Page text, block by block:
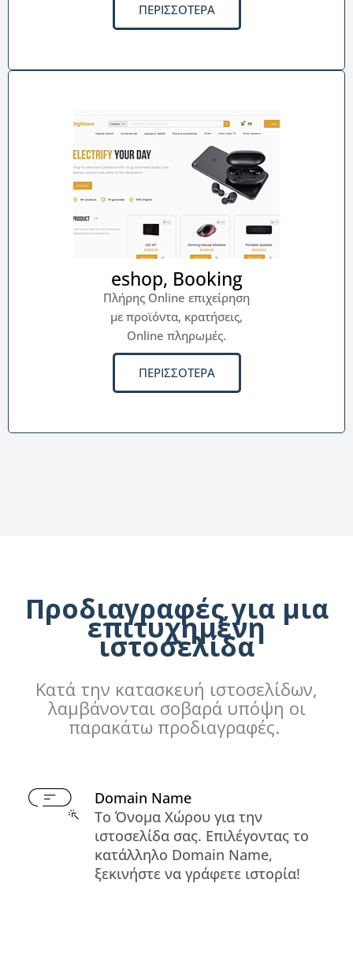
ΠΕΡΙΣΣΟΤΕΡΑ
eshop, Booking
Πλήρης Online επιχείρηση
με προϊόντα, κρατήσεις,
Online πληρωμές.
ΠΕΡΙΣΣΟΤΕΡΑ
Προδιαγραφές για μια
επιτυχημένη
ιστοσελίδα
Κατά την κατασκευή ιστοσελίδων,
λαμβάνονται σοβαρά υπόψη οι
παρακάτω προδιαγραφές.
Domain Name
Το Όνομα Χώρου για την
ιστοσελίδα σας. Επιλέγοντας το
κατάλληλο Domain Name,
ξεκινήστε να γράφετε ιστορία!